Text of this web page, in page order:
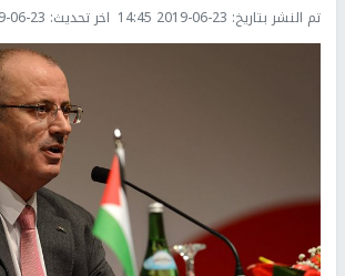
تم النشر بتاريخ: 2019-06-23 14:45 اخر تحديث: 23 16:48